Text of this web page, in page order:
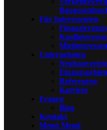
Für Interessenten
Unternehmen
Referenzen
Karriere
Fragen
Blog
Kontakt
Menü Menü